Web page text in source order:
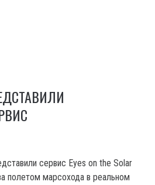
сервис Eyes on the Solar
полетом марсохода в реальном